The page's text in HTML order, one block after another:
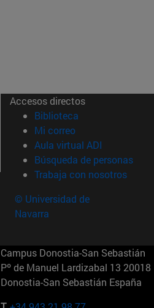
Accesos directos
Biblioteca (abre en nueva
Mi correo(abre en nueva
Aula virtual ADI (abre en
Búsqueda de personas
Trabaja con nosotros(abre
© Universidad de
Navarra
Campus Donostia-San Sebastián
Pº de Manuel Lardizabal 13 20018
Donostia-San Sebastián España